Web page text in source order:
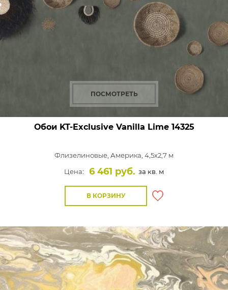
ПОСМОТРЕТЬ
Обои KT-Exclusive Vanilla Lime14325
Флизелиновые, Америка, 4,5x2,7 м
Цена:
6 461 руб. за кв. м
В КОРЗИНУ